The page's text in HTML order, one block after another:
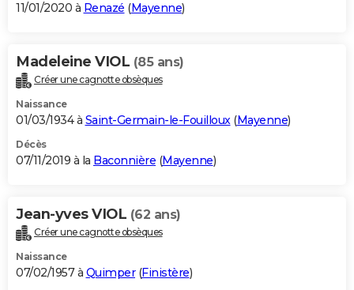
11/01/2020 à Renazé (Mayenne)
Madeleine VIOL (85 ans)
Créer une cagnotte obsèques
Naissance
01/03/1934 à Saint-Germain-le-Fouilloux(Mayenne)
Décès
07/11/2019 à la Baconnière (Mayenne)
Jean-yves VIOL (62 ans)
Créer une cagnotte obsèques
Naissance
07/02/1957 à Quimper(Finistère)